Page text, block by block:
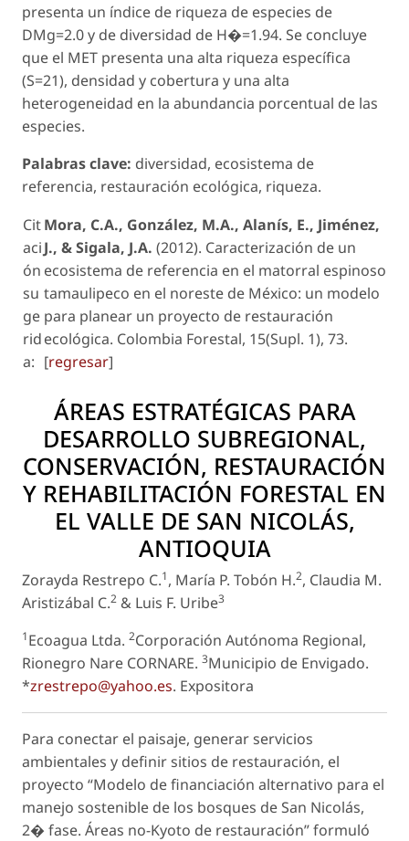
presenta un índice de riqueza de especies de
DMg=2.0 y de diversidad de H�=1.94. Se concluye
que el MET presenta una alta riqueza específica
(S=21), densidad y cobertura y una alta
heterogeneidad en la abundancia porcentual de las
especies.
Palabras clave: diversidad, ecosistema de
referencia, restauración ecológica, riqueza.
Cit
aci
ón
su
ge
rid
a:
Mora, C.A., González, M.A., Alanís, E., Jiménez,
J., & Sigala, J.A. (2012). Caracterización de un
ecosistema de referencia en el matorral espinoso
tamaulipeco en el noreste de México: un modelo
para planear un proyecto de restauración
ecológica. Colombia Forestal, 15(Supl. 1), 73.
[regresar]
ÁREAS ESTRATÉGICAS PARA
DESARROLLO SUBREGIONAL,
CONSERVACIÓN, RESTAURACIÓN
Y REHABILITACIÓN FORESTAL EN
EL VALLE DE SAN NICOLÁS,
ANTIOQUIA
Zorayda Restrepo C.1, María P. Tobón H.2, Claudia M.
Aristizábal C.2 & Luis F. Uribe3
1Ecoagua Ltda. 2Corporación Autónoma Regional,
Rionegro Nare CORNARE. 3Municipio de Envigado.
*zrestrepo@yahoo.es. Expositora
Para conectar el paisaje, generar servicios
ambientales y definir sitios de restauración, el
proyecto “Modelo de financiación alternativo para el
manejo sostenible de los bosques de San Nicolás,
2� fase. Áreas no-Kyoto de restauración” formuló